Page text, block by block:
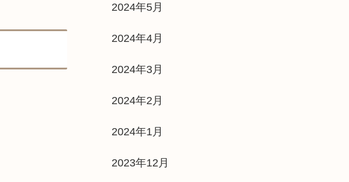
2024年5月
2024年4月
2024年3月
2024年2月
2024年1月
2023年12月